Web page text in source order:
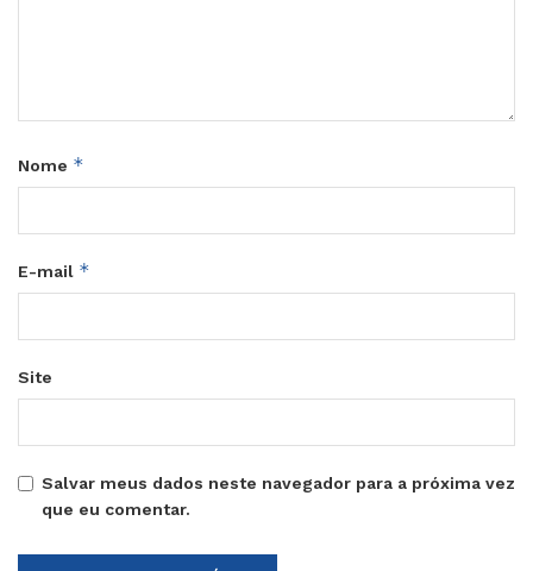
Nome *
E-mail *
Site
Salvar meus dados neste navegador para a próxima vez
que eu comentar.